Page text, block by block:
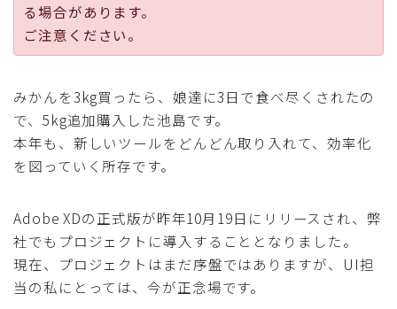
リモートワーク
採用
公式ページ
る場合があります。
ご注意ください。
みかんを3kg買ったら、娘達に3日で食べ尽くされたの
で、5kg追加購入した池島です。
本年も、新しいツールをどんどん取り入れて、効率化
を図っていく所存です。
Adobe XDの正式版が昨年10月19日にリリースされ、弊
社でもプロジェクトに導入することとなりました。
現在、プロジェクトはまだ序盤ではありますが、UI担
当の私にとっては、今が正念場です。